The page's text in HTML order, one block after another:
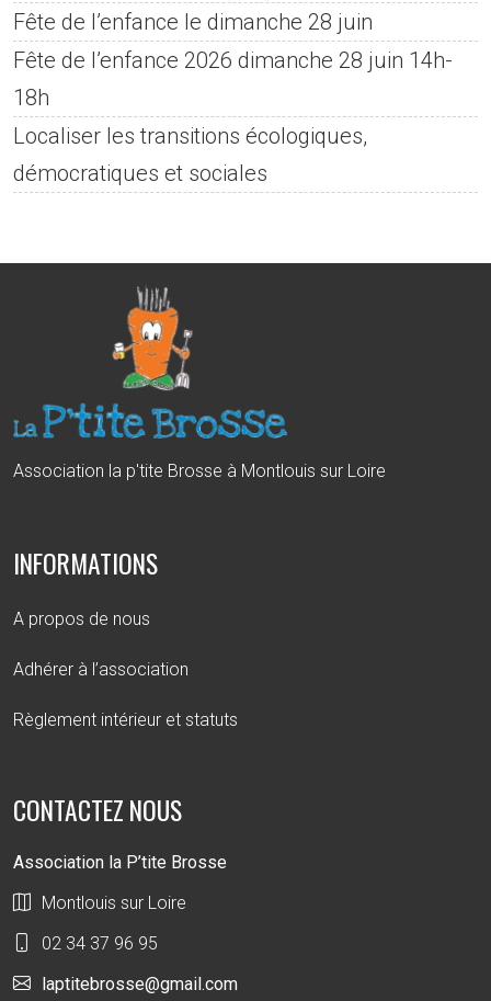
Fête de l’enfance le dimanche 28 juin
Fête de l’enfance 2026 dimanche 28 juin 14h-
18h
Localiser les transitions écologiques,
démocratiques et sociales
Association la p'tite Brosse à Montlouis sur Loire
INFORMATIONS
A propos de nous
Adhérer à l’association
Règlement intérieur et statuts
CONTACTEZ NOUS
Association la P’tite Brosse
Montlouis sur Loire
02 34 37 96 95
laptitebrosse@gmail.com